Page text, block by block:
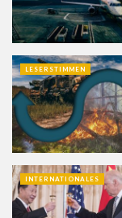
LESERSTIMMEN
INTERNATIONALES